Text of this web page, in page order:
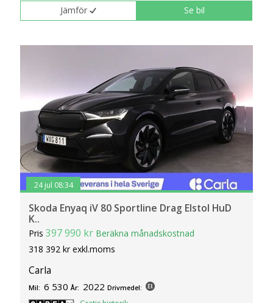
Jämför Se bil
24 jul 08:34
Skoda Enyaq iV 80 Sportline Drag Elstol HuD
K..
Pris397 990 kr Beräkna månadskostnad
318 392 kr exkl.moms
Carla
Mil: 6 530 År: 2022 Drivmedel: